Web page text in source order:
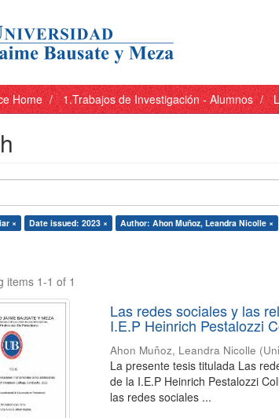
Home 1.Trabajos de Investigación - Alumnos
× Date issued: 2023 × Author: Ahon Muñoz, Leandra Nicolle ×
items 1-1 of 1
Las redes sociales y las
I.E.P Heinrich Pestalozzi
Ahon Muñoz, Leandra Nicolle (
La presente tesis titulada Las
de la I.E.P Heinrich Pestalozzi
las redes sociales ...